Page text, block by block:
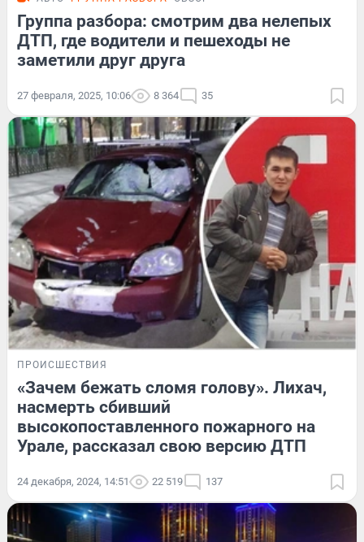
Группа разбора: смотрим два нелепых
ДТП, где водители и пешеходы не
заметили друг друга
27 февраля, 2025, 10:06 8 364 35
ПРОИСШЕСТВИЯ
«Зачем бежать сломя голову». Лихач,
насмерть сбивший
высокопоставленного пожарного на
Урале, рассказал свою версию ДТП
24 декабря, 2024, 14:51 22 519 137